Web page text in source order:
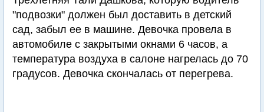
"подвозки" должен был доставить в детский
сад, забыл ее в машине. Девочка провела в
автомобиле с закрытыми окнами 6 часов, а
температура воздуха в салоне нагрелась до 70
градусов. Девочка скончалась от перегрева.